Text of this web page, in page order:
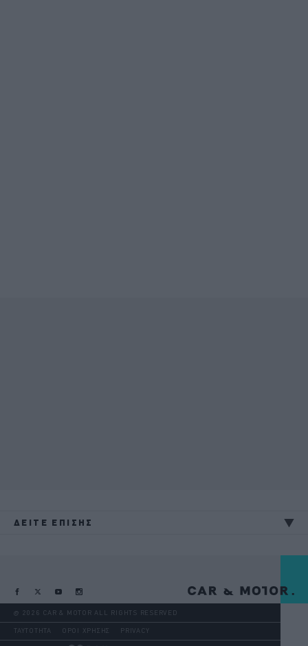
ΔΕΙΤΕ ΕΠΙΣΗΣ
@ 2026 CAR & MOTOR ALL RIGHTS RESERVED
ΤΑΥΤΟΤΗΤΑ ΟΡΟΙ ΧΡΗΣΗΣ PRIVACY